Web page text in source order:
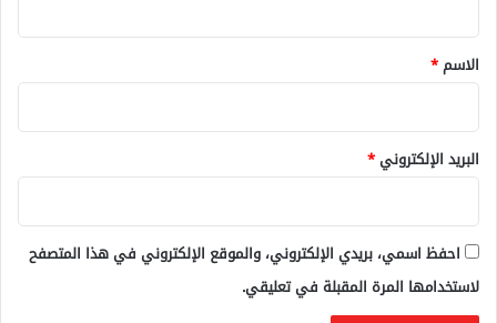
*
الاسم*
البريد الإلكتروني*
احفظ اسمي، بريدي الإلكتروني، والموقع الإلكتروني في هذا المتصفح
لاستخدامها المرة المقبلة في تعليقي.